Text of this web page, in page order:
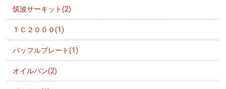
筑波サーキット(2)
ＴＣ２０００(1)
バッフルプレート(1)
オイルパン(2)